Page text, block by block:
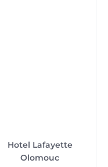
Hotel Lafayette
Olomouc